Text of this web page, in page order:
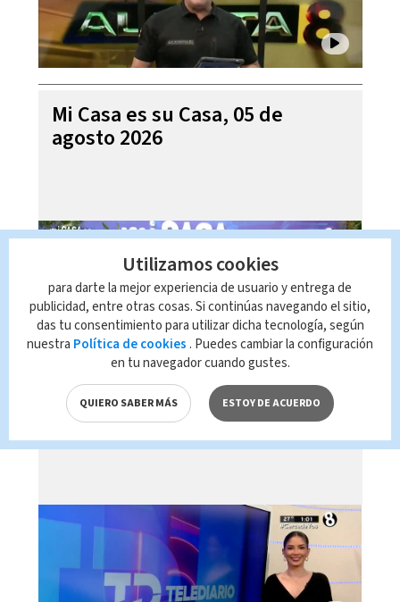
Mi Casa es su Casa, 05 de
agosto 2026
Telediario En Directo con Paula
Brenes, 05 de agosto 2026
Utilizamos cookies
para darte la mejor experiencia de usuario y entrega de
publicidad, entre otras cosas. Si continúas navegando el sitio,
das tu consentimiento para utilizar dicha tecnología, según
nuestra Política de cookies . Puedes cambiar la configuración
en tu navegador cuando gustes.
QUIERO SABER MÁS ESTOY DE ACUERDO